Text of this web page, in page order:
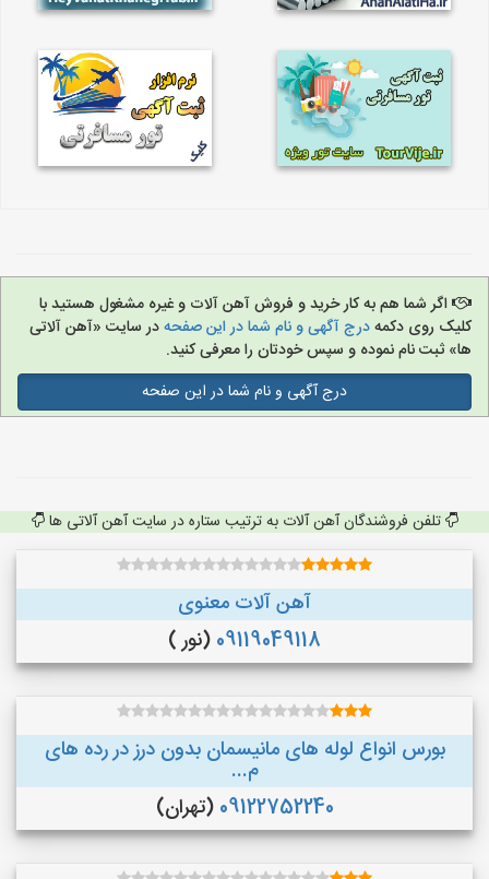
اگر شما هم به کار خرید و فروش آهن آلات و غیره مشغول هستید با
کلیک روی دکمهدرج آگهی و نام شما در این صفحهدر سایت «آهن آلاتی
ها» ثبت نام نموده و سپس خودتان را معرفی کنید.
درج آگهی و نام شما در این صفحه
تلفن فروشندگان آهن آلات به ترتیب ستاره در سایت آهن آلاتی ها
آهن آلات معنوی
09119049118 (نور )
بورس انواع لوله های مانیسمان بدون درز در رده های
م...
09122752240 (تهران)